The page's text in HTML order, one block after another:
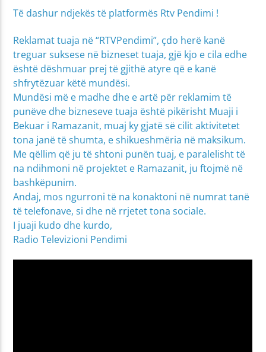
Të dashur ndjekës të platformës Rtv Pendimi !
Reklamat tuaja në “RTVPendimi”, çdo herë kanë
treguar suksese në bizneset tuaja, gjë kjo e cila edhe
është dëshmuar prej të gjithë atyre që e kanë
shfrytëzuar këtë mundësi.
Mundësi më e madhe dhe e artë për reklamim të
punëve dhe bizneseve tuaja është pikërisht Muaji i
Bekuar i Ramazanit, muaj ky gjatë së cilit aktivitetet
tona janë të shumta, e shikueshmëria në maksikum.
Me qëllim që ju të shtoni punën tuaj, e paralelisht të
na ndihmoni në projektet e Ramazanit, ju ftojmë në
bashkëpunim.
Andaj, mos ngurroni të na konaktoni në numrat tanë
të telefonave, si dhe në rrjetet tona sociale.
I juaji kudo dhe kurdo,
Radio Televizioni Pendimi